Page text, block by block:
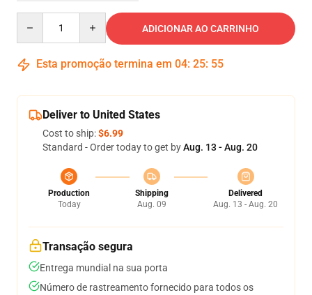
ADICIONAR AO CARRINHO
Esta promoção termina em 04: 25: 54
Deliver to United States
Cost to ship:$6.99
Standard - Order today to get byAug. 13 - Aug. 20
Production
Today
Shipping
Aug. 09
Delivered
Aug. 13 - Aug. 20
Transação segura
Entrega mundial na sua porta
Número de rastreamento fornecido para todos os